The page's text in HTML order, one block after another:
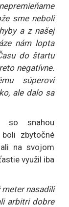
sme neboli
a z našej
nám lopta
do štartu
negatívne.
súperovi
ale dalo sa
so snahou
zbytočné
na svojom
využil iba
meter nasadili
arbitri dobre